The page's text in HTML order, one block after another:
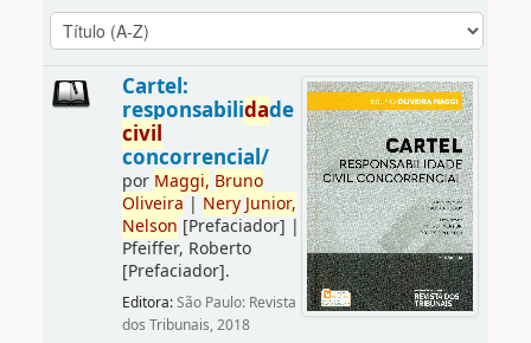
Cartel:
responsabilidade
civil
concorrencial/
por Maggi, Bruno
Oliveira | Nery Junior,
Nelson [Prefaciador] |
Pfeiffer, Roberto
[Prefaciador].
Editora:São Paulo: Revista
dos Tribunais, 2018